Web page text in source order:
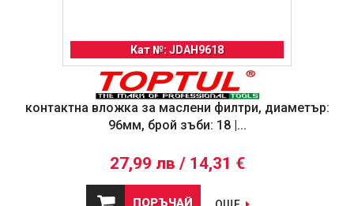
Кат №: JDAH9618
контактна вложка за маслени филтри, диаметър:
96мм, брой зъби: 18 |...
27,99 лв / 14,31 €
ПОРЪЧАЙ